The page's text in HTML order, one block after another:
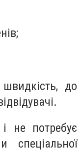
швидкість, до
не потребує
спеціальної